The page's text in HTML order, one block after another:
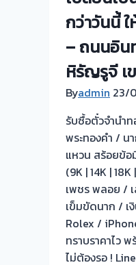
จำน
ร้าน
ทอ
ปร
ตั๋ว
ฟรี
จ่าย
เงิน
ทัน
ไม่
ต้อ
รอ
จบ
หน้
งาน
กว่าวันนี้
– ถนนอิน
หิรัญรูจี เ
Byadmin 23/
รับซื้อตั๋วจำนำ
พระทองคำ / น
แหวน สร้อยข้อ
(9K | 14K |
เพชร พลอย /
เข็มขัดนาก / เ
Rolex /
ทราบราคาไว
ไม่ต้องรอ !